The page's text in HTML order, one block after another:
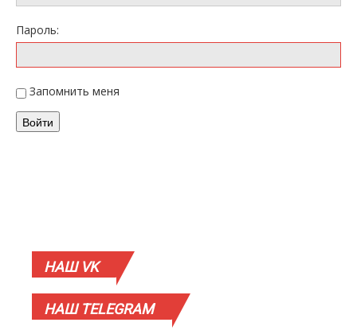
Пароль:
Запомнить меня
Войти
НАШVK
НАШTELEGRAM